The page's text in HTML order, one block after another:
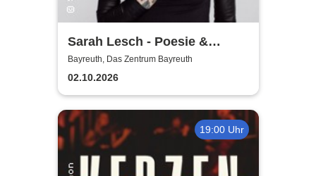
Sarah Lesch - Poesie &
Widerstand Tour
Bayreuth, Das Zentrum Bayreuth
02.10.2026
19:00 Uhr